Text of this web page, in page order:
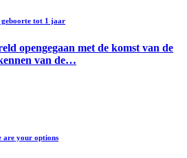
geboorte tot 1 jaar
opengegaan met de komst van de
van de…
are your options